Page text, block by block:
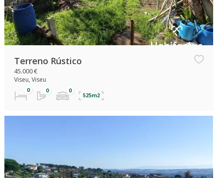
Terreno Rústico
45.000 €
Viseu, Viseu
525m2